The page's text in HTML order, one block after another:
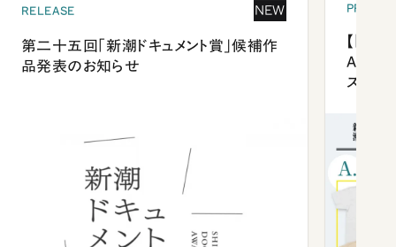
RELEASE NEW
第二十五回「新潮ドキュメント賞」候補作
品発表のお知らせ
【「新
ズプレ